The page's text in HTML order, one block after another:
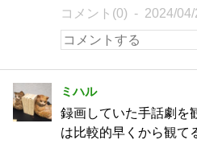
コメント(0) 2024/04/
ミハル
録画していた手話劇を
は比較的早くから観て